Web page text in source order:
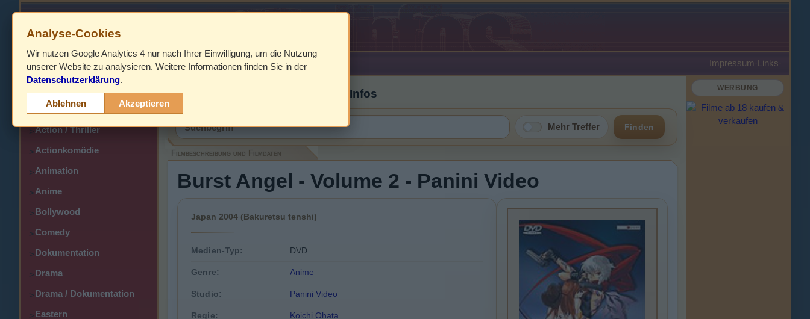
HOME Impressum ·Links·
>
> Action
>Action / Thriller
>Actionkomödie
>Animation
>Anime
>Bollywood
>Comedy
>Dokumentation
>Drama
>Drama / Dokumentation
>Eastern
Filmbeschreibung, Cover & DVD Infos
Mehr Treffer Finden
Filmbeschreibung und Filmdaten
Burst Angel - Volume 2 - Panini Video
Japan 2004 (Bakuretsu tenshi)
Medien-Typ: DVD
Genre: Anime
Studio: Panini Video
Regie: Koichi Ohata
WERBUNG
Analyse-Cookies
Wir nutzen Google Analytics 4 nur nach Ihrer Einwilligung, um die Nutzung
unserer Website zu analysieren. Weitere Informationen finden Sie in der
Datenschutzerklärung.
Ablehnen Akzeptieren